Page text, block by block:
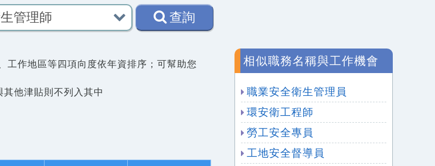
查詢
工作地區等四項向度依年資排序；可幫助您
他津貼則不列入其中
相似職務名稱與工作機會
職業安全衛生管理員
環安衛工程師
勞工安全專員
工地安全督導員